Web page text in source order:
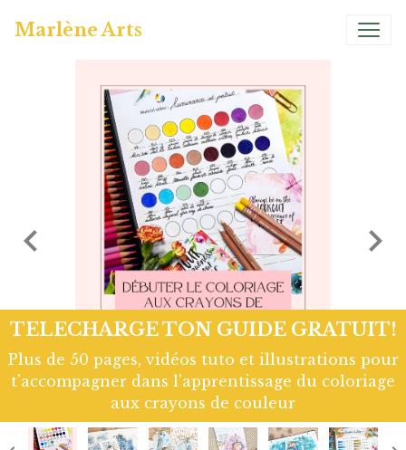
Marlène Arts
Page Hivernale So Chou
Page d'art Journal réalisée avec les tampons Chou
and Flowers. Colorisation à l'aquarelle artisanale
Atelier couleur Grenadine. Retrouve le tuto Vidéo
complet en cliquant sur le lien